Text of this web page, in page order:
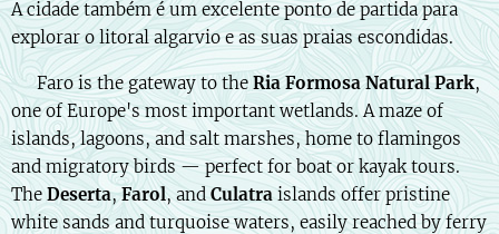
A cidade também é um excelente ponto de partida para
explorar o litoral algarvio e as suas praias escondidas.
🇬🇧 Faro is the gateway to the Ria Formosa Natural Park,
one of Europe's most important wetlands. A maze of
islands, lagoons, and salt marshes, home to flamingos
and migratory birds — perfect for boat or kayak tours.
The Deserta,Farol, and Culatra islands offer pristine
white sands and turquoise waters, easily reached by ferry